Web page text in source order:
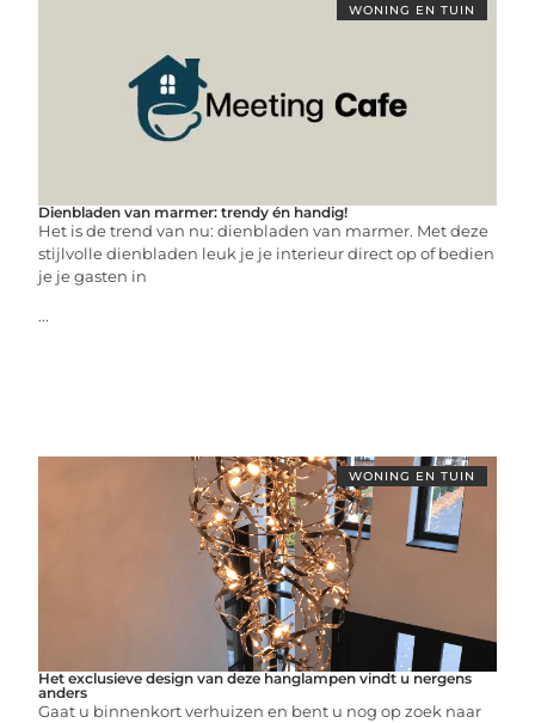
WONING EN TUIN
Dienbladen van marmer: trendy én handig!
Het is de trend van nu: dienbladen van marmer. Met deze
stijlvolle dienbladen leuk je je interieur direct op of bedien
je je gasten in
...
WONING EN TUIN
Het exclusieve design van deze hanglampen vindt u nergens
anders
Gaat u binnenkort verhuizen en bent u nog op zoek naar